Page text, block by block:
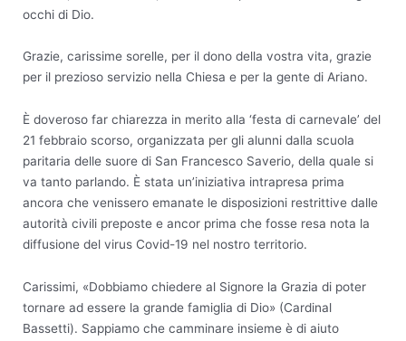
occhi di Dio.
Grazie, carissime sorelle, per il dono della vostra vita, grazie
per il prezioso servizio nella Chiesa e per la gente di Ariano.
È doveroso far chiarezza in merito alla ‘festa di carnevale’ del
21 febbraio scorso, organizzata per gli alunni dalla scuola
paritaria delle suore di San Francesco Saverio, della quale si
va tanto parlando. È stata un’iniziativa intrapresa prima
ancora che venissero emanate le disposizioni restrittive dalle
autorità civili preposte e ancor prima che fosse resa nota la
diffusione del virus Covid-19 nel nostro territorio.
Carissimi, «Dobbiamo chiedere al Signore la Grazia di poter
tornare ad essere la grande famiglia di Dio» (Cardinal
Bassetti). Sappiamo che camminare insieme è di aiuto